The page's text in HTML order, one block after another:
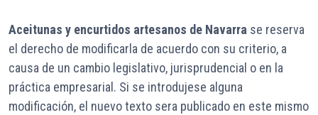
Aceitunas y encurtidos artesanos de Navarra se reserva
el derecho de modificarla de acuerdo con su criterio, a
causa de un cambio legislativo, jurisprudencial o en la
práctica empresarial. Si se introdujese alguna
modificación, el nuevo texto sera publicado en este mismo